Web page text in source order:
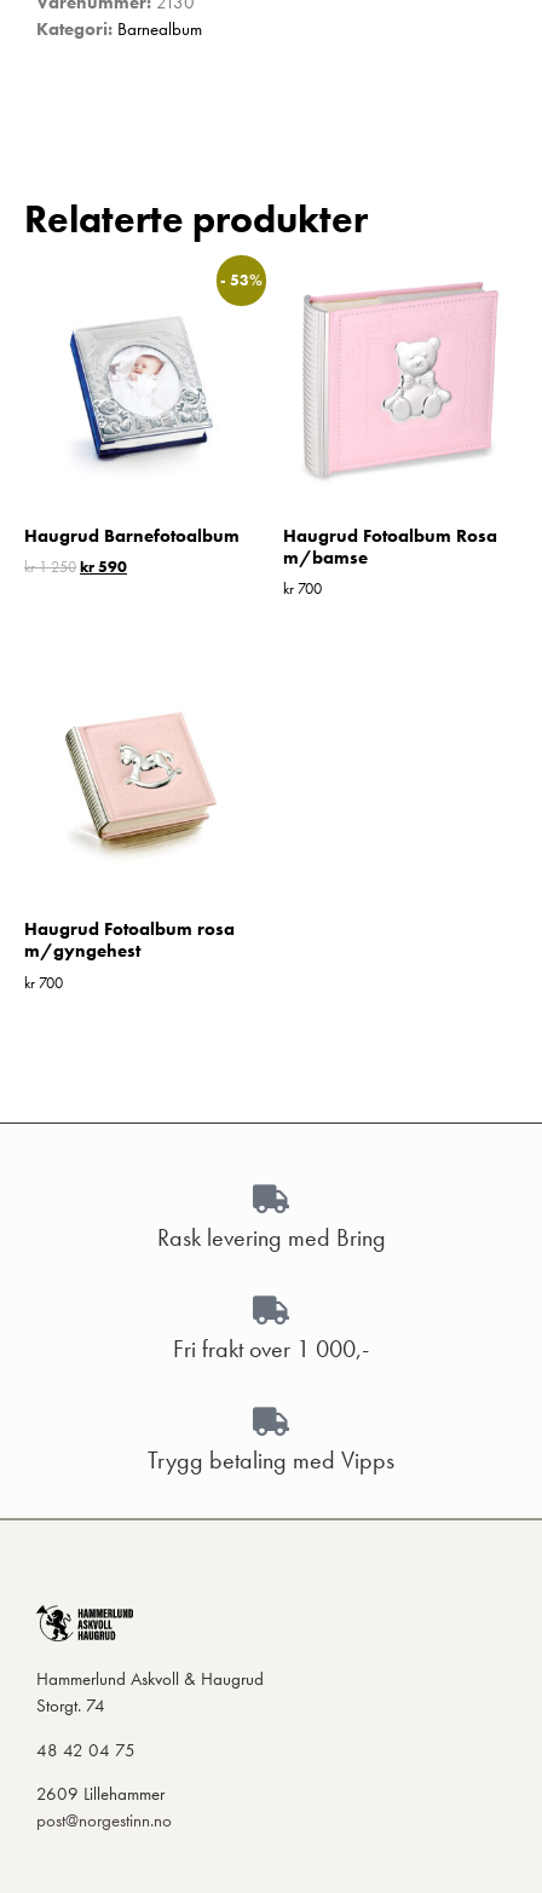
Kategori: Barnealbum
Relaterte produkter
- 53%
Haugrud Barnefotoalbum
kr1 250kr590
Haugrud Fotoalbum Rosa
m/bamse
kr700
Haugrud Fotoalbum rosa
m/gyngehest
kr700
Rask levering med Bring
Fri frakt over 1 000,-
Trygg betaling med Vipps
Hammerlund Askvoll & Haugrud
Storgt. 74
48 42 04 75
2609 Lillehammer
post@norgestinn.no